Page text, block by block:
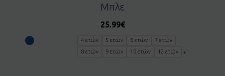
Μπλε
25.99€
4 ετών 5 ετών 6 ετών
7 ετών
8 ετών
9 ετών 10 ετών 12 ετών +1